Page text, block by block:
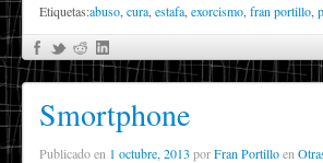
Etiquetas:abuso cura estafa exorcismo fran portillo
Smortphone
Publicado en 1 octubre, 2013 porFran Portilloen